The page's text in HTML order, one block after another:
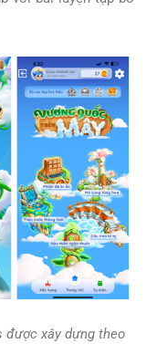
được xây dựng theo